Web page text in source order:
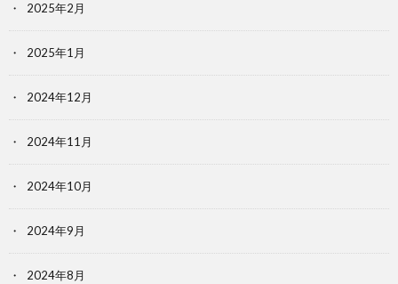
2025年2月
2025年1月
2024年12月
2024年11月
2024年10月
2024年9月
2024年8月